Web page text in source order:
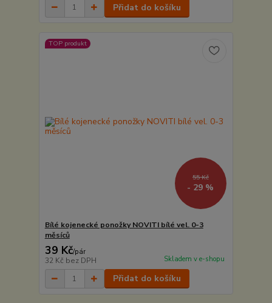
Přidat do košíku
TOP produkt
55 Kč
- 29 %
Bílé kojenecké ponožky NOVITI bílé vel. 0-3
měsíců
39 Kč/pár
32 Kč bez DPH Skladem v e-shopu
Přidat do košíku